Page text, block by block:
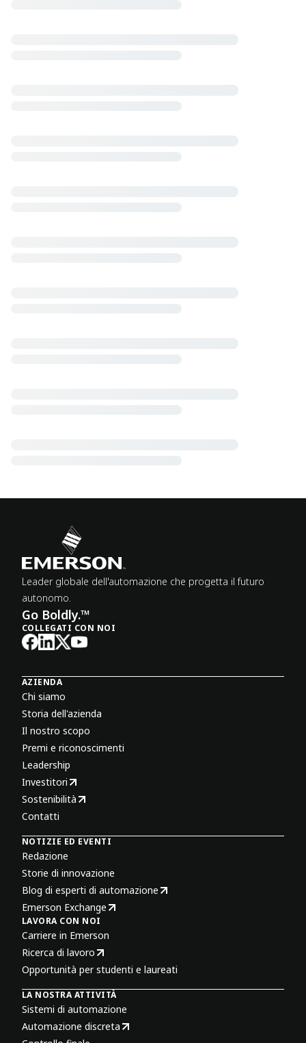
Leader globale dell'automazione che progetta il futuro
autonomo.
Go Boldly.™
COLLEGATI CON NOI
AZIENDA
Chi siamo
Storia dell'azienda
Il nostro scopo
Premi e riconoscimenti
Leadership
Investitori
Sostenibilità
Contatti
NOTIZIE ED EVENTI
Redazione
Storie di innovazione
Blog di esperti di automazione
Emerson Exchange
LAVORA CON NOI
Carriere in Emerson
Ricerca di lavoro
Opportunità per studenti e laureati
LA NOSTRA ATTIVITÀ
Sistemi di automazione
Automazione discreta